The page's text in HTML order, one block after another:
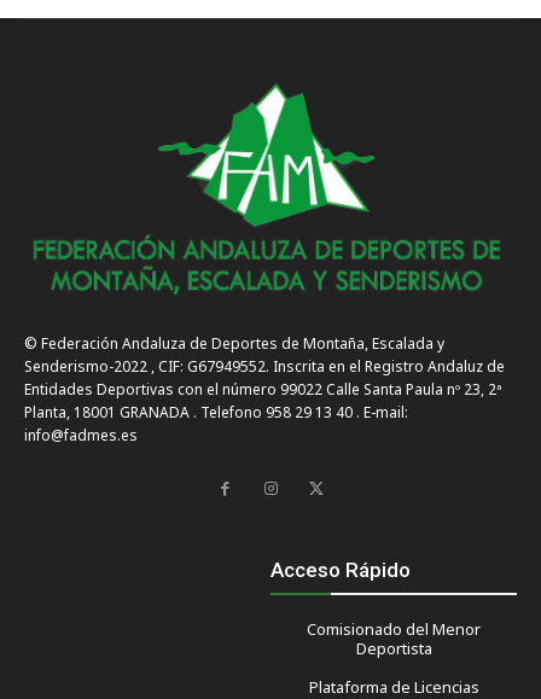
© Federación Andaluza de Deportes de Montaña, Escalada y
Senderismo-2022 , CIF: G67949552. Inscrita en el Registro Andaluz de
Entidades Deportivas con el número 99022 Calle Santa Paula nº 23, 2ª
Planta, 18001 GRANADA . Telefono 958 29 13 40 . E-mail:
info@fadmes.es
Acceso Rápido
Comisionado del Menor
Deportista
Plataforma de Licencias